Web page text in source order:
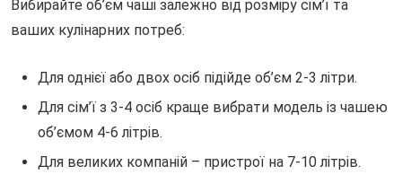
Вибирайте об’єм чаші залежно від розміру сім’ї та
ваших кулінарних потреб:
Для однієї або двох осіб підійде об’єм 2-3 літри.
Для сім’ї з 3-4 осіб краще вибрати модель із чашею
об’ємом 4-6 літрів.
Для великих компаній – пристрої на 7-10 літрів.